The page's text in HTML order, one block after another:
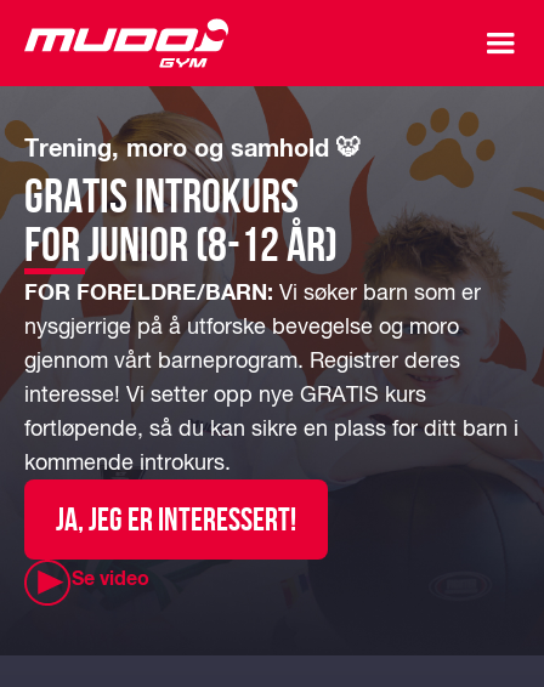
Trening, moro og samhold 🐯
GRATIS Introkurs
for junior (8-12 år)
FOR FORELDRE/BARN: Vi søker barn som er
nysgjerrige på å utforske bevegelse og moro
gjennom vårt barneprogram. Registrer deres
interesse! Vi setter opp nye GRATIS kurs
fortløpende, så du kan sikre en plass for ditt barn i
kommende introkurs.
JA, jeg er interessert!
Se video